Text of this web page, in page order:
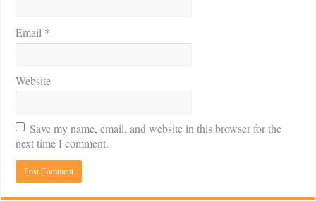
Email *
Website
Save my name, email, and website in this browser for the
next time I comment.